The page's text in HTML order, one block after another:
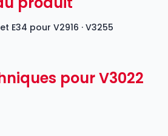
E34 pour V2916 · V3255
pour V3022